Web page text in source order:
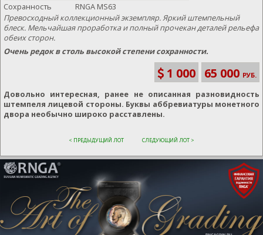
Сохранность
RNGA MS63
Превосходный коллекционный экземпляр. Яркий штемпельный
блеск. Мельчайшая проработка и полный прочекан деталей рельефа
обеих сторон.
Очень редок в столь высокой степени сохранности.
1 000 65 000 РУБ.
Довольно интересная, ранее не описанная разновидность
штемпеля лицевой стороны. Буквы аббревиатуры монетного
двора необычно широко расставлены.
< ПРЕДЫДУЩИЙ ЛОТ СЛЕДУЮЩИЙ ЛОТ >